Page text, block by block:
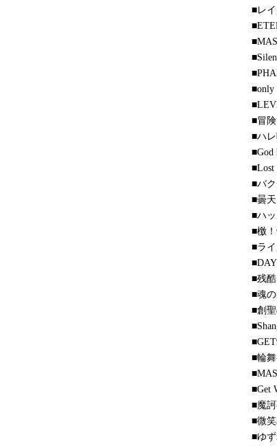
■レ
■only
■冒
■ハ
■God
■Lost
■バ
■曇天
■ハ
■檄
■ラ
■残
■魂
■創
■輪
■Get
■魔
■微
■ゆ